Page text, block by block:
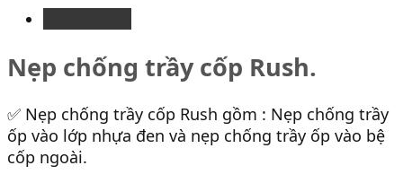
Nẹp chống trầy cốp Rush.
✅ Nẹp chống trầy cốp Rush gồm : Nẹp chống trầy
ốp vào lớp nhựa đen và nẹp chống trầy ốp vào bệ
cốp ngoài.